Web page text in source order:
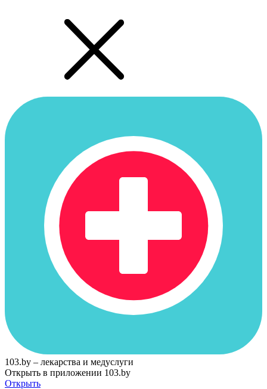
103.by – лекарства и медуслуги
Открыть в приложении 103.by
Открыть